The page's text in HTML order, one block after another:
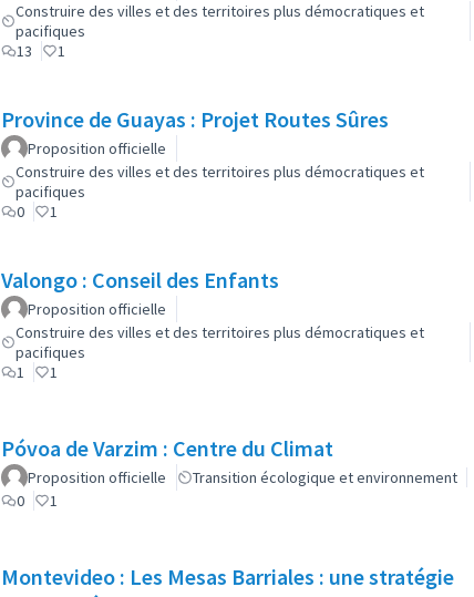
Construire des villes et des territoires plus démocratiques et
pacifiques
13
1
Province de Guayas : Projet Routes Sûres
Proposition officielle
Construire des villes et des territoires plus démocratiques et
pacifiques
0
1
Valongo : Conseil des Enfants
Proposition officielle
Construire des villes et des territoires plus démocratiques et
pacifiques
1
1
Póvoa de Varzim : Centre du Climat
Proposition officielle
Transition écologique et environnement
0
1
Montevideo : Les Mesas Barriales : une stratégie